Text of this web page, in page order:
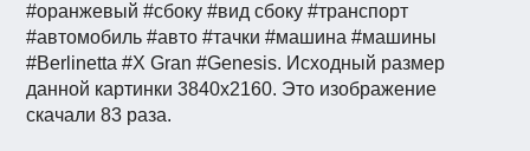
#оранжевый #сбоку #вид сбоку #транспорт
#автомобиль #авто #тачки #машина #машины
#Berlinetta #X Gran #Genesis. Исходный размер
данной картинки 3840x2160. Это изображение
скачали 83 раза.